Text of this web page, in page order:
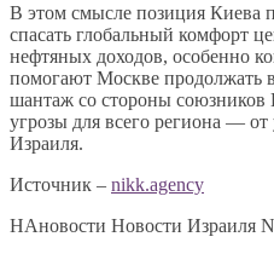
В этом смысле позиция Киева
спасать глобальный комфорт
нефтяных доходов, особенно
помогают Москве продолжать
шантаж со стороны союзников
угрозы для всего региона —
Израиля.
Источник – nikk.agency
НАновости Новости Израиля